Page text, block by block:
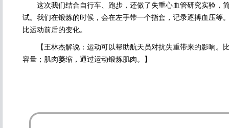
这次我们结合自行车、跑步，还做了失重心血管研究实验，
试。我们在锻炼的时候，会在左手带一个指套，记录逐搏血压等
比运动前后的变化。
【王林杰解说：运动可以帮助航天员对抗失重带来的影响。
容量；肌肉萎缩，通过运动锻炼肌肉。】